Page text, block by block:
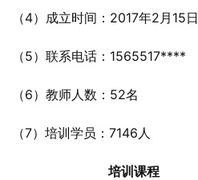
（4）成立时间：2017年2月15日
（5）联系电话：1565517****
（6）教师人数：52名
（7）培训学员：7146人
培训课程